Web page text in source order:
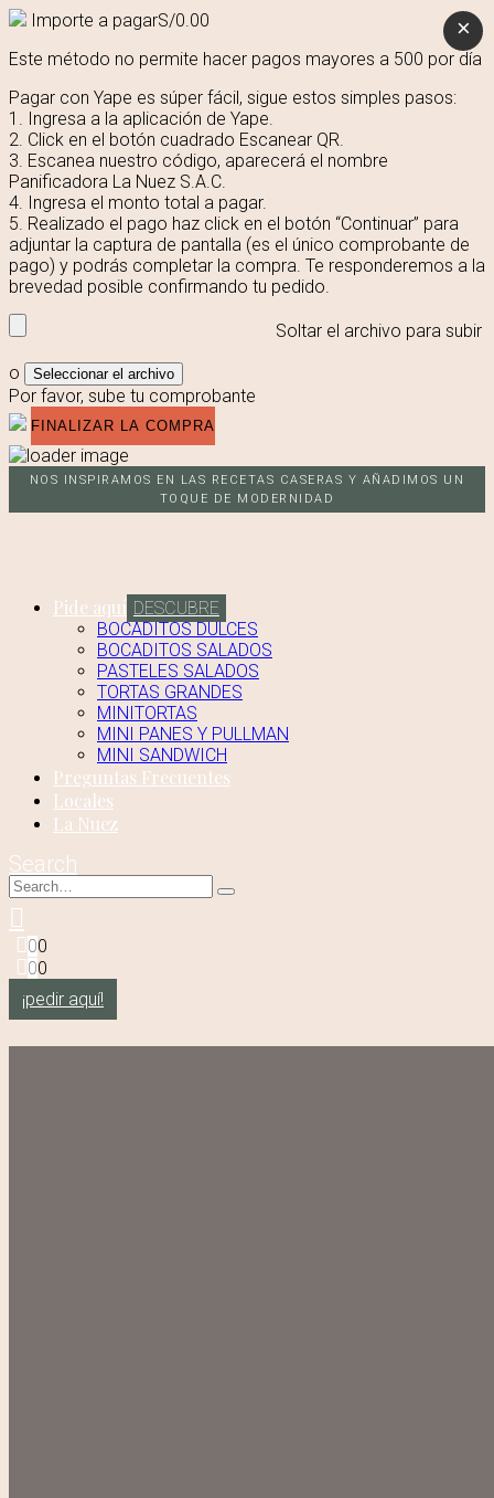
×
Importe a pagarS/0.00
Este método no permite hacer pagos mayores a 500 por día
Pagar con Yape es súper fácil, sigue estos simples pasos:
1. Ingresa a la aplicación de Yape.
2. Click en el botón cuadrado Escanear QR.
3. Escanea nuestro código, aparecerá el nombre
Panificadora La Nuez S.A.C.
4. Ingresa el monto total a pagar.
5. Realizado el pago haz click en el botón “Continuar” para
adjuntar la captura de pantalla (es el único comprobante de
pago) y podrás completar la compra. Te responderemos a la
brevedad posible confirmando tu pedido.
Soltar el archivo para subir
o
Seleccionar el archivo
Por favor, sube tu comprobante
NOS INSPIRAMOS EN LAS RECETAS CASERAS Y AÑADIMOS UN
TOQUE DE MODERNIDAD
Pide aquí DESCUBRE
BOCADITOS DULCES
BOCADITOS SALADOS
PASTELES SALADOS
TORTAS GRANDES
MINITORTAS
MINI PANES Y PULLMAN
MINI SANDWICH
Preguntas Frecuentes
Locales
La Nuez
Search
00
00
¡pedir aquí!